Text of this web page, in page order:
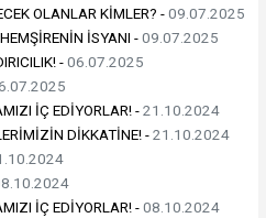
OLANLAR KİMLER? -09.07.2025
İSYANI -09.07.2025
-06.07.2025
İÇ EDİYORLAR! -21.10.2024
DİKKATİNE! -21.10.2024
İÇ EDİYORLAR! -08.10.2024